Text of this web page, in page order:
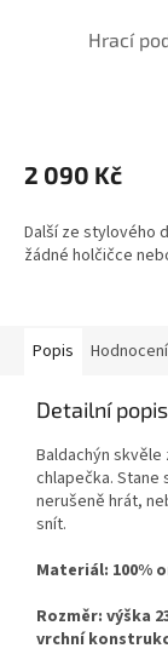
Hrací
2 090 Kč
Další ze stylového
žádné holčičce
Popis Hodnocení
Detailní
Baldachýn
chlapečka. Stane
nerušeně hrát,
snít.
Materiál: 100%
Rozměr: výška
vrchní